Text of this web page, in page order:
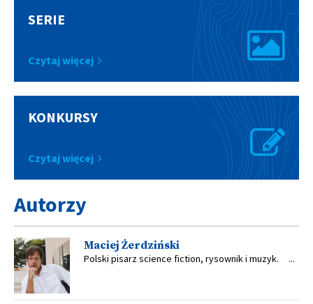
SERIE
Czytaj więcej
KONKURSY
Czytaj więcej
Autorzy
Maciej Żerdziński
Polski pisarz science fiction, rysownik i muzyk. ...